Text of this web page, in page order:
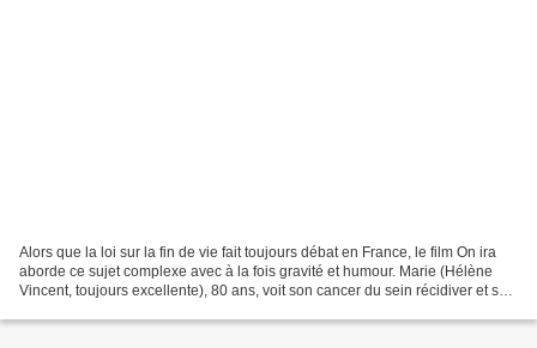
Alors que la loi sur la fin de vie fait toujours débat en France, le film On ira
aborde ce sujet complexe avec à la fois gravité et humour. Marie (Hélène
Vincent, toujours excellente), 80 ans, voit son cancer du sein récidiver et se